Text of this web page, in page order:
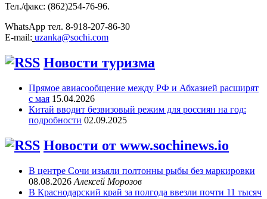
Тел./факс: (862)254-76-96.
WhatsApp тел. 8-918-207-86-30
E-mail: uzanka@sochi.com
Новости туризма
Прямое авиасообщение между РФ и Абхазией расширят
с мая 15.04.2026
Китай вводит безвизовый режим для россиян на год:
подробности 02.09.2025
Новости от www.sochinews.io
В центре Сочи изъяли полтонны рыбы без маркировки
08.08.2026 Алексей Морозов
В Краснодарский край за полгода ввезли почти 11 тысяч